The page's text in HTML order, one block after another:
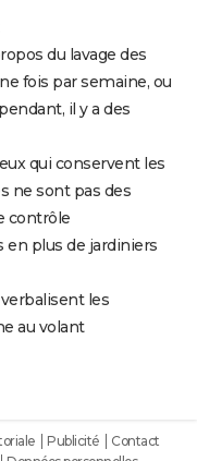
du lavage des
fois par semaine, ou
il y a des
qui conservent les
ne sont pas des
contrôle
en plus de jardiniers
les
au volant
Publicité
Contact